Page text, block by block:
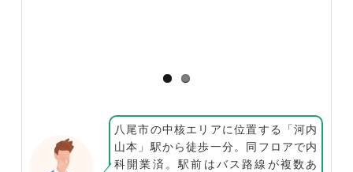
八尾市の中核エリアに位置する「河内
山本」駅から徒歩一分。同フロアで内
科開業済。駅前はバス路線が複数あ